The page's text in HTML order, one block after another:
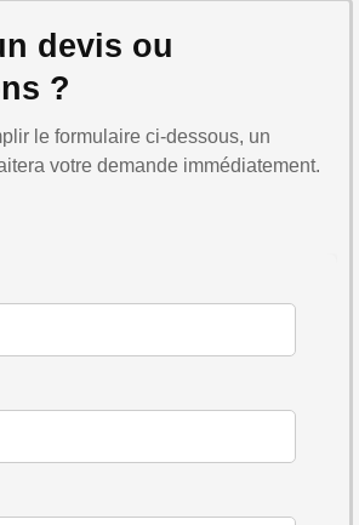
devis ou
?
le formulaire ci-dessous, un
votre demande immédiatement.